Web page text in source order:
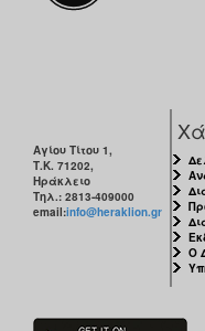
Αγίου Τίτου 1,
Τ.Κ. 71202,
Ηράκλειο
Τηλ.: 2813-409000
email:info@heraklion.gr
Ο